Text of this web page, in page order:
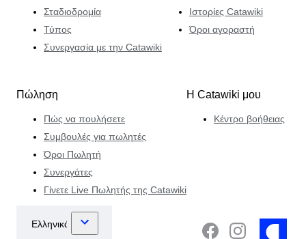
Σταδιοδρομία
Τύπος
Συνεργασία με την Catawiki
Ιστορίες Catawiki
Όροι αγοραστή
Πώληση
Πώς να πουλήσετε
Συμβουλές για πωλητές
Όροι Πωλητή
Συνεργάτες
Γίνετε Live Πωλητής της Catawiki
Η Catawiki μου
Κέντρο βοήθειας